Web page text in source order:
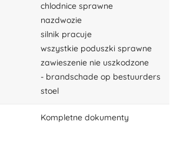
chlodnice sprawne
nazdwozie
silnik pracuje
wszystkie poduszki sprawne
zawieszenie nie uszkodzone
- brandschade op bestuurders
stoel
Kompletne dokumenty